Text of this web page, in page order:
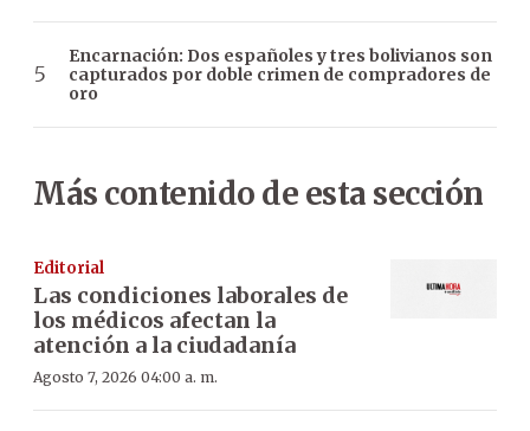
Encarnación: Dos españoles y tres bolivianos son
capturados por doble crimen de compradores de
oro
Más contenido de esta sección
Editorial
Las condiciones laborales de
los médicos afectan la
atención a la ciudadanía
Agosto 7, 2026 04:00 a. m.